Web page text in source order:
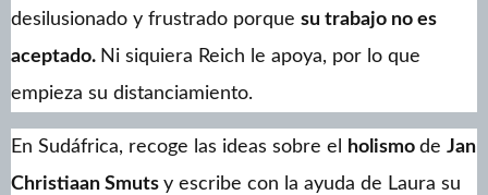
desilusionado y frustrado porque su trabajo no es
aceptado. Ni siquiera Reich le apoya, por lo que
empieza su distanciamiento.
En Sudáfrica, recoge las ideas sobre el holismo de Jan
Christiaan Smuts y escribe con la ayuda de Laura su